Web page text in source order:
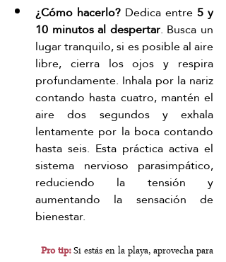
¿Cómo hacerlo? Dedica entre 5 y
10 minutos al despertar. Busca un
lugar tranquilo, si es posible al aire
libre, cierra los ojos y respira
profundamente. Inhala por la nariz
contando hasta cuatro, mantén el
aire dos segundos y exhala
lentamente por la boca contando
hasta seis. Esta práctica activa el
sistema nervioso parasimpático,
reduciendo la tensión y
aumentando la sensación de
bienestar.
Pro tip: Si estás en la playa, aprovecha para